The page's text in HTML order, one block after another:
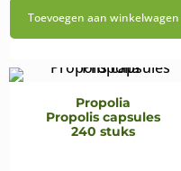
is:
Toevoegen aan winkelwagen
Propolia
Propolis capsules
240 stuks